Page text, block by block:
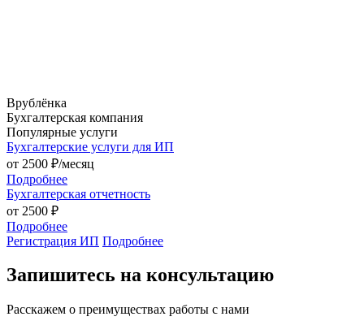
Врублёнка
Бухгалтерская компания
Популярные услуги
Бухгалтерские услуги для ИП
от 2500 ₽/месяц
Подробнее
Бухгалтерская отчетность
от 2500 ₽
Подробнее
Регистрация ИП Подробнее
Запишитесь на консультацию
Расскажем о преимуществах работы с нами